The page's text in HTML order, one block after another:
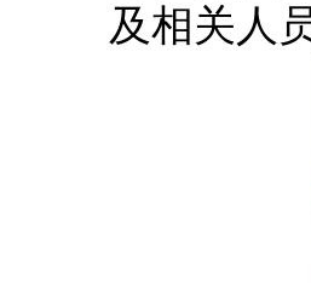
及相关人